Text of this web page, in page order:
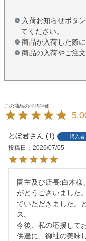
入荷お知らせボタ
てください。
商品が入荷した際
商品の入荷やご注
とぼ君 1 購入者
投稿日
2026/07/05
園主及び店長:白木様
がとうございました
ていただきました。
ス。
今後、私の応援して
供達に、御社の美味